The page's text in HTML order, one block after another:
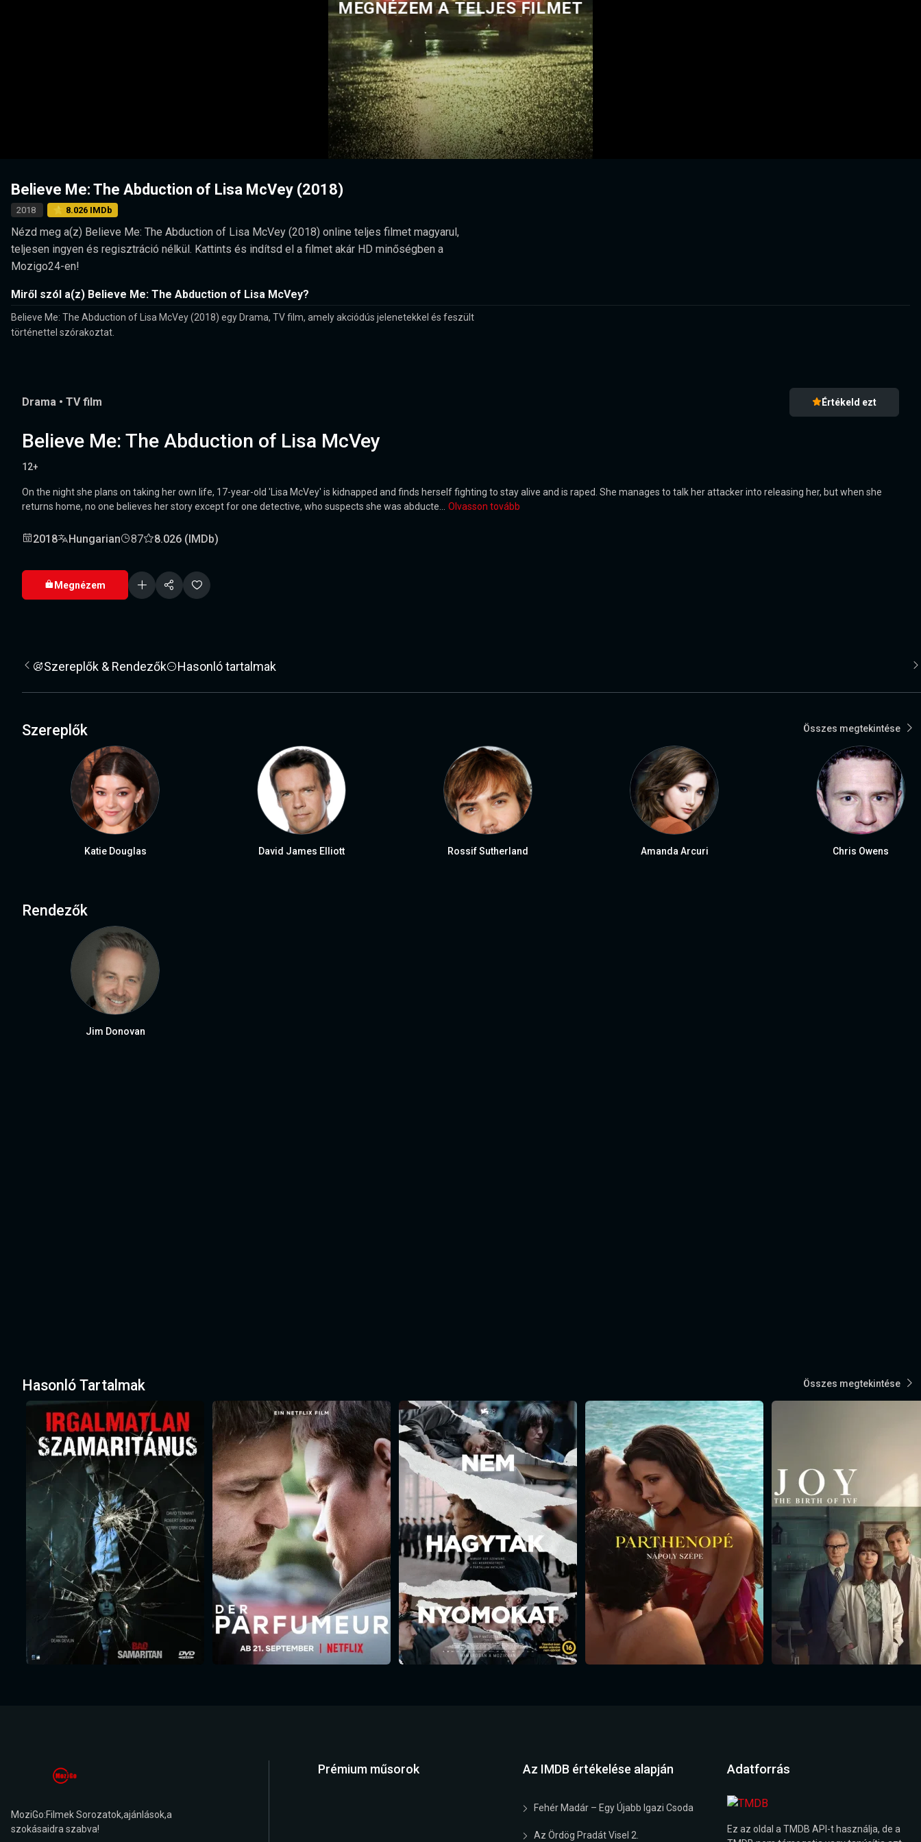
MEGNÉZEM A TELJES FILMET
Believe Me: The Abduction of Lisa McVey (2018)
2018 ⭐ 8.026 IMDb
Nézd meg a(z) Believe Me: The Abduction of Lisa McVey (2018) online teljes filmet magyarul,
teljesen ingyen és regisztráció nélkül. Kattints és indítsd el a filmet akár HD minőségben a
Mozigo24-en!
Miről szól a(z) Believe Me: The Abduction of Lisa McVey?
Believe Me: The Abduction of Lisa McVey (2018) egy Drama, TV film, amely akciódús jelenetekkel és feszült
történettel szórakoztat.
Drama • TV film Értékeld ezt
Believe Me: The Abduction of Lisa McVey
12+
On the night she plans on taking her own life, 17-year-old 'Lisa McVey' is kidnapped and finds herself fighting to stay alive and is raped. She manages to talk her attacker into releasing her, but when she
returns home, no one believes her story except for one detective, who suspects she was abducte... Olvasson tovább
2018 Hungarian 87 8.026 (IMDb)
Megnézem
Szereplők & Rendezők Hasonló tartalmak
Szereplők Összes megtekintése
Katie Douglas David James Elliott Rossif Sutherland Amanda Arcuri Chris Owens
Rendezők
Jim Donovan
Hasonló Tartalmak Összes megtekintése
MoziGo:Filmek Sorozatok,ajánlások,a
szokásaidra szabva!
Prémium műsorok Az IMDB értékelése alapján
Fehér Madár – Egy Újabb Igazi Csoda
Az Ördög Pradát Visel 2.
Adatforrás
Ez az oldal a TMDB API-t használja, de a